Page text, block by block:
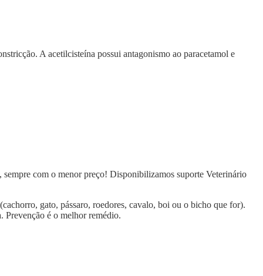
A acetilcisteína possui antagonismo ao paracetamol e
com o menor preço! Disponibilizamos suporte Veterinário
gato, pássaro, roedores, cavalo, boi ou o bicho que for).
Prevenção é o melhor remédio.